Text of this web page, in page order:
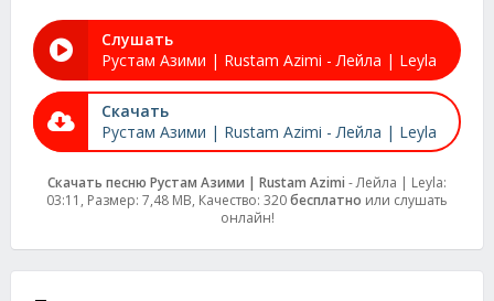
Слушать
Рустам Азими | Rustam Azimi - Лейла | Leyla
Скачать
Рустам Азими | Rustam Azimi - Лейла | Leyla
Скачать песню Рустам Азими | Rustam Azimi - Лейла | Leyla:
03:11, Размер: 7,48 MB, Качество: 320бесплатно или слушать
онлайн!